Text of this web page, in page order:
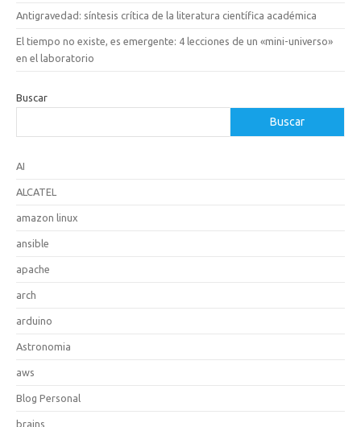
Antigravedad: síntesis crítica de la literatura científica académica
El tiempo no existe, es emergente: 4 lecciones de un «mini-universo»
en el laboratorio
Buscar
Buscar
AI
ALCATEL
amazon linux
ansible
apache
arch
arduino
Astronomia
aws
Blog Personal
brains